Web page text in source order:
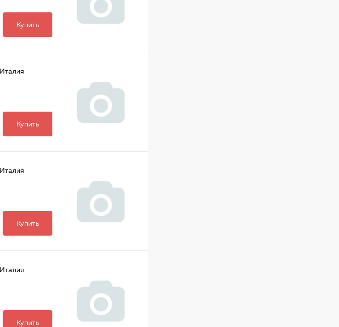
Купить
Италия
Купить
Италия
Купить
Италия
Купить